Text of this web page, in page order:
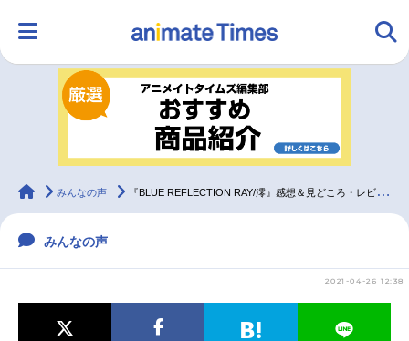
ランキング アニメ
ラジオ
2.5次元 配信・Vtuber トレンド 無料マンガ
animateTimes
みんなの声 『BLUE REFLECTION RAY/澪』感想＆見どころ・レビュー募集（ネタバレあり）
みんなの声
2021-04-26 12:38